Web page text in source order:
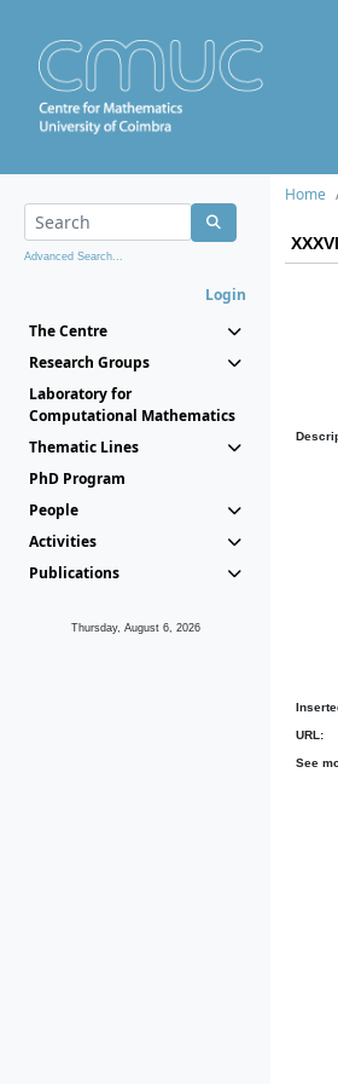
Advanced Search...
Login
The Centre
Research Groups
Laboratory for
Computational Mathematics
Thematic Lines
PhD Program
People
Activities
Publications
Thursday, August 6, 2026
Home
URL:
See